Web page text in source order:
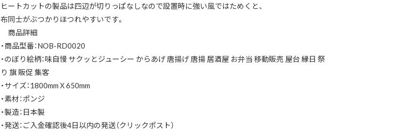
ヒートカットの製品は四辺が切りっぱなしなので設置時に強い風ではためくと、
布同士がぶつかりほつれやすいです。
商品詳細
・商品型番：NOB-RD0020
・のぼり絵柄：味自慢 サクッとジューシー からあげ 唐揚げ 唐揚 居酒屋 お弁当 移動販売 屋台 縁日 祭
り 旗 販促 集客
・サイズ：1800mmＸ650mm
・素材：ポンジ
・製造：日本製
・発送：ご入金確認後4日以内の発送（クリックポスト）